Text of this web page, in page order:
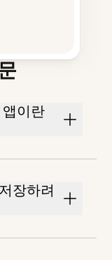
이란
장하려